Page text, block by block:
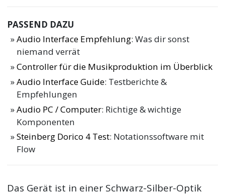
PASSEND DAZU
Audio Interface Empfehlung: Was dir sonst
niemand verrät
Controller für die Musikproduktion im Überblick
Audio Interface Guide: Testberichte &
Empfehlungen
Audio PC / Computer: Richtige & wichtige
Komponenten
Steinberg Dorico 4 Test: Notationssoftware mit
Flow
Das Gerät ist in einer Schwarz-Silber-Optik